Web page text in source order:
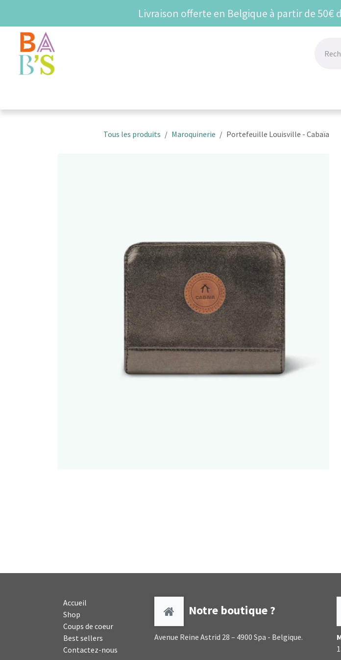
Livraison offerte en Belgique à partir de 50€
Tous les produits Maroquinerie Portefeuille Louisville - Cabaïa
Accueil
Shop
Coups de coeur
Best sellers
Contactez-nous
Notre boutique ?
Avenue Reine Astrid 28 – 4900 Spa - Belgique.